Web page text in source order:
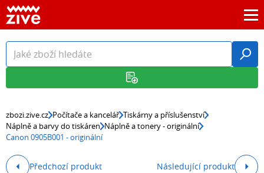
zbozi.zive.cz Počítače a kancelář Tiskárny a příslušenství
Náplně a barvy do tiskáren Náplně a tonery - originální
Canon 0905B001 - originální
Předchozí produkt Následující produkt